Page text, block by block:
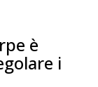
è
i